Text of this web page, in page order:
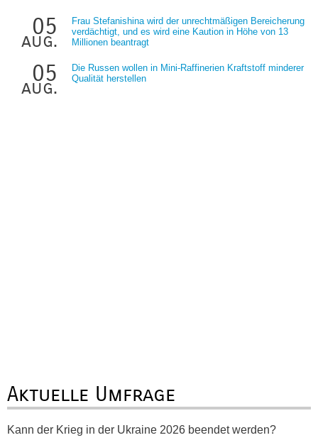
05
aug.
Frau Stefanishina wird der unrechtmäßigen Bereicherung
verdächtigt, und es wird eine Kaution in Höhe von 13
Millionen beantragt
05
aug.
Die Russen wollen in Mini-Raffinerien Kraftstoff minderer
Qualität herstellen
Aktuelle Umfrage
Kann der Krieg in der Ukraine 2026 beendet werden?